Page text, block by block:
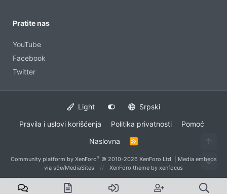
Pratite nas
YouTube
Facebook
Twitter
Light
Srpski
Pravila i uslovi korišćenja
Politika privatnosti
Pomoć
Naslovna
R
S
Community platform by XenForo® © 2010-2026 XenForo Ltd.
Media embeds
via s9e/MediaSites
XenForo theme by xenfocus